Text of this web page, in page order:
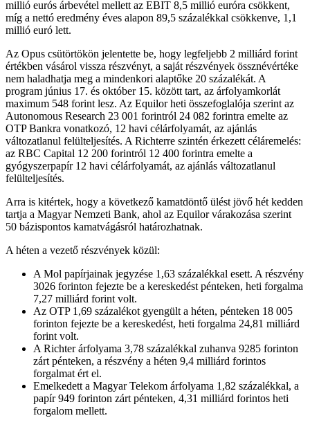
millió eurós árbevétel mellett az EBIT 8,5 millió euróra csökkent,
míg a nettó eredmény éves alapon 89,5 százalékkal csökkenve, 1,1
millió euró lett.
Az Opus csütörtökön jelentette be, hogy legfeljebb 2 milliárd forint
értékben vásárol vissza részvényt, a saját részvények össznévértéke
nem haladhatja meg a mindenkori alaptőke 20 százalékát. A
program június 17. és október 15. között tart, az árfolyamkorlát
maximum 548 forint lesz. Az Equilor heti összefoglalója szerint az
Autonomous Research 23 001 forintról 24 082 forintra emelte az
OTP Bankra vonatkozó, 12 havi célárfolyamát, az ajánlás
változatlanul felülteljesítés. A Richterre szintén érkezett céláremelés:
az RBC Capital 12 200 forintról 12 400 forintra emelte a
gyógyszerpapír 12 havi célárfolyamát, az ajánlás változatlanul
felülteljesítés.
Arra is kitértek, hogy a következő kamatdöntő ülést jövő hét kedden
tartja a Magyar Nemzeti Bank, ahol az Equilor várakozása szerint
50 bázispontos kamatvágásról határozhatnak.
A héten a vezető részvények közül:
A Mol papírjainak jegyzése 1,63 százalékkal esett. A részvény
3026 forinton fejezte be a kereskedést pénteken, heti forgalma
7,27 milliárd forint volt.
Az OTP 1,69 százalékot gyengült a héten, pénteken 18 005
forinton fejezte be a kereskedést, heti forgalma 24,81 milliárd
forint volt.
A Richter árfolyama 3,78 százalékkal zuhanva 9285 forinton
zárt pénteken, a részvény a héten 9,4 milliárd forintos
forgalmat ért el.
Emelkedett a Magyar Telekom árfolyama 1,82 százalékkal, a
papír 949 forinton zárt pénteken, 4,31 milliárd forintos heti
forgalom mellett.